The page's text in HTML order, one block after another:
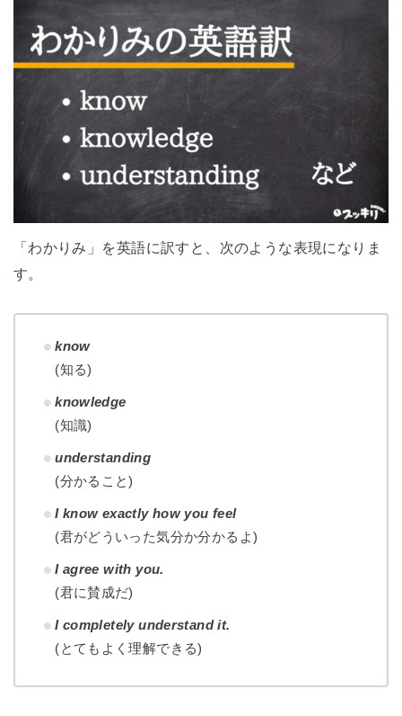
「わかりみ」を英語に訳すと、次のような表現になりま
す。
know
(知る)
knowledge
(知識)
understanding
(分かること)
I know exactly how you feel
(君がどういった気分か分かるよ)
I agree with you.
(君に賛成だ)
I completely understand it.
(とてもよく理解できる)